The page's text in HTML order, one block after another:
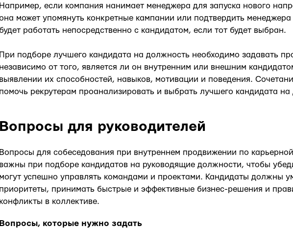
Например, если компания нанимает менеджера для запуска нового
может упомянуть конкретные кампании или подтвердить
будет работать непосредственно с кандидатом, если тот будет выбран.
При подборе лучшего кандидата на должность необходимо задавать
независимо от того, является ли он внутренним или внешним
выявлении их способностей, навыков, мотивации и поведения.
помочь рекрутерам проанализировать и выбрать лучшего кандидата
Вопросы для руководителей
Вопросы для собеседования при внутреннем продвижении по
важны при подборе кандидатов на руководящие должности, чтобы
могут успешно управлять командами и проектами. Кандидаты должны
приоритеты, принимать быстрые и эффективные бизнес-решения и
конфликты в коллективе.
Вопросы, которые нужно задать